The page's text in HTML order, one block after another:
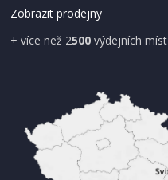
Zobrazit prodejny
+ více než 2500 výdejních míst